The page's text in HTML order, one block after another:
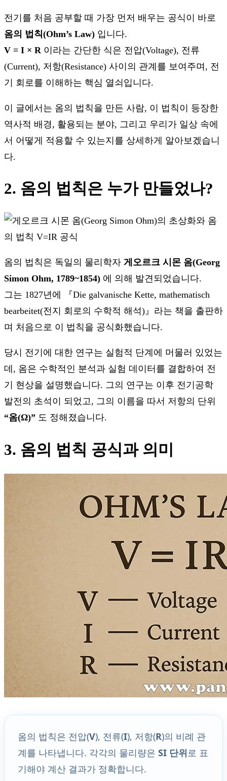
전기를 처음 공부할 때 가장 먼저 배우는 공식이 바로
옴의 법칙(Ohm’s Law) 입니다.
V = I × R 이라는 간단한 식은 전압(Voltage), 전류
(Current), 저항(Resistance) 사이의 관계를 보여주며, 전
기 회로를 이해하는 핵심 열쇠입니다.
이 글에서는 옴의 법칙을 만든 사람, 이 법칙이 등장한
역사적 배경, 활용되는 분야, 그리고 우리가 일상 속에
서 어떻게 적용할 수 있는지를 상세하게 알아보겠습니
다.
2. 옴의 법칙은 누가 만들었나?
옴의 법칙은 독일의 물리학자 게오르크 시몬 옴(Georg
Simon Ohm, 1789~1854) 에 의해 발견되었습니다.
그는 1827년에 『Die galvanische Kette, mathematisch
bearbeitet(전지 회로의 수학적 해석)』라는 책을 출판하
며 처음으로 이 법칙을 공식화했습니다.
당시 전기에 대한 연구는 실험적 단계에 머물러 있었는
데, 옴은 수학적인 분석과 실험 데이터를 결합하여 전
기 현상을 설명했습니다. 그의 연구는 이후 전기공학
발전의 초석이 되었고, 그의 이름을 따서 저항의 단위
“옴(Ω)” 도 정해졌습니다.
3. 옴의 법칙 공식과 의미
옴의 법칙은 전압(V), 전류(I), 저항(R)의 비례 관
계를 나타냅니다. 각각의 물리량은 SI 단위 로 표
기해야 계산 결과가 정확합니다.